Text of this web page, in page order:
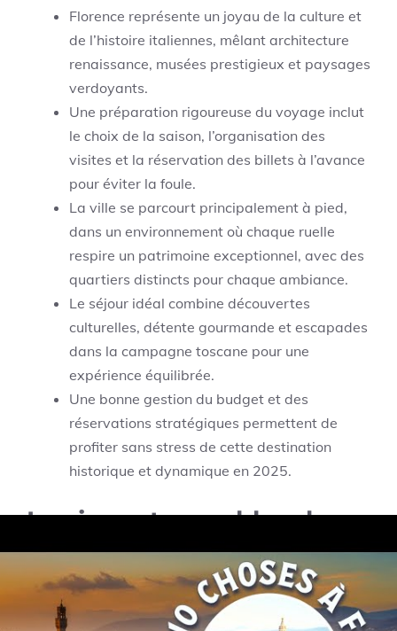
Florence représente un joyau de la culture et
de l’histoire italiennes, mêlant architecture
renaissance, musées prestigieux et paysages
verdoyants.
Une préparation rigoureuse du voyage inclut
le choix de la saison, l’organisation des
visites et la réservation des billets à l’avance
pour éviter la foule.
La ville se parcourt principalement à pied,
dans un environnement où chaque ruelle
respire un patrimoine exceptionnel, avec des
quartiers distincts pour chaque ambiance.
Le séjour idéal combine découvertes
culturelles, détente gourmande et escapades
dans la campagne toscane pour une
expérience équilibrée.
Une bonne gestion du budget et des
réservations stratégiques permettent de
profiter sans stress de cette destination
historique et dynamique en 2025.
Les incontournables de
Florence pour un voyage
entre histoire et détente